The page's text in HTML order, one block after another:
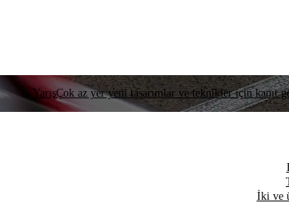
YarışÇok az yer yeni tasarımlar ve teknikler için kanıt
İki ve